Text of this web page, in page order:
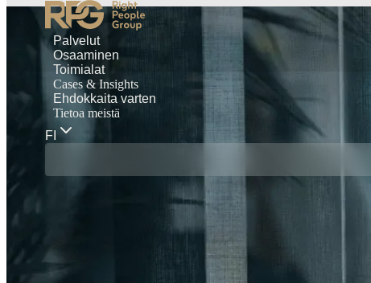
Palvelut
Osaaminen
Toimialat
Cases & Insights
Ehdokkaita varten
Tietoa meistä
FI